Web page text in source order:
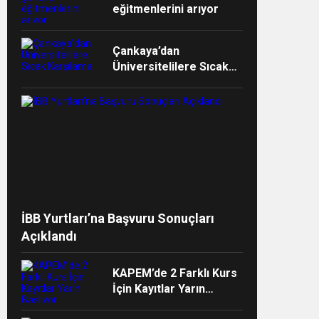
eğitmenlerini arıyor
Çankaya’dan
Üniversitelilere Sıcak
İBB Yurtları’na Başvuru Sonuçları
Açıklandı
KAPEM’de 2 Farklı Kurs
İçin Kayıtlar Yarın